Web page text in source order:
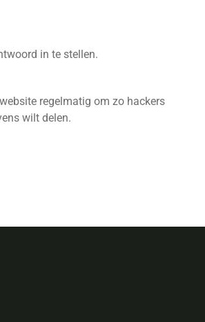
in te stellen.
regelmatig om zo hackers
wilt delen.